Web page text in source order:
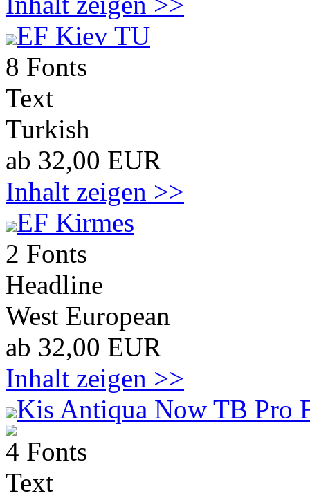
EF Kiev TU
8 Fonts
Text
Turkish
ab 32,00 EUR
Inhalt zeigen >>
EF Kirmes
2 Fonts
Headline
West European
ab 32,00 EUR
Inhalt zeigen >>
Kis Antiqua Now TB Pro
4 Fonts
Text